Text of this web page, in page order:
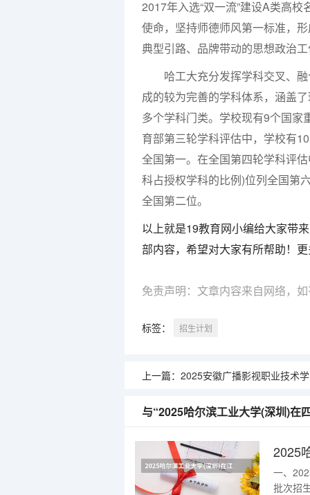
2017年入选“双一流”建设A类高
使命，坚持师德师风第一标准，
典型引路、品牌带动的思想政治
哈工大充分发挥学科交叉、融
成的较为完善的学科体系，涵盖
多个学科门类。学校现有9个国
育部第三轮学科评估中，学校有
全国第一。在全国第四轮学科评
科占授权学科的比例)位列全国第
全国第二位。
以上就是19教育网小编给大家带
部内容，希望对大家有所帮助！
免责声明：文章内容来自网络，
标签： 招生计划
上一篇： 2025安徽广播影视职业技术学院在黑龙江招生
与“2025哈尔滨工业大学(深圳)在
2025
一、
批次招